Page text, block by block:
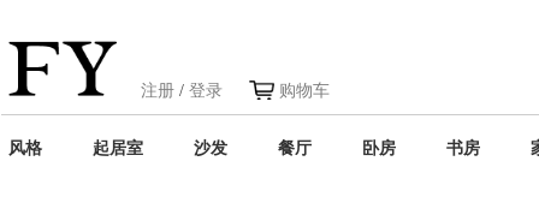
注册 / 登录 购物车
风格 起居室 沙发 餐厅 卧房 书房